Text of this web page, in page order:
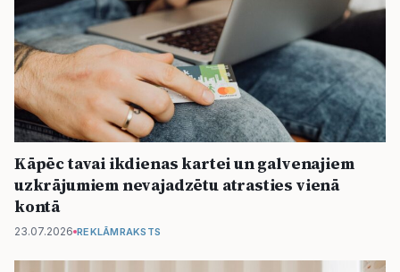
Kāpēc tavai ikdienas kartei un galvenajiem
uzkrājumiem nevajadzētu atrasties vienā
kontā
23.07.2026 REKLĀMRAKSTS